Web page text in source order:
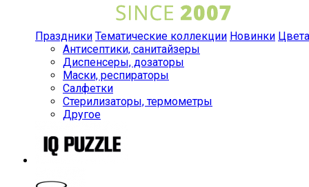
Праздники Тематические коллекции Новинки Цвета
Антисептики, санитайзеры
Диспенсеры, дозаторы
Маски, респираторы
Салфетки
Стерилизаторы, термометры
Другое